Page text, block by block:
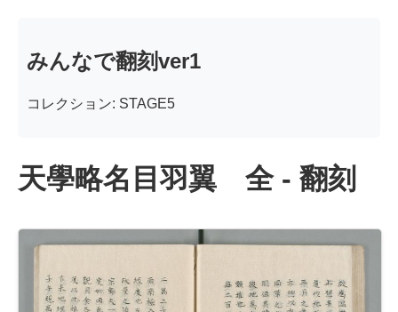
みんなで翻刻ver1
コレクション: STAGE5
天學略名目羽翼 全 - 翻刻